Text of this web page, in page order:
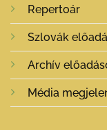
Repertoár
Szlovák
Archív
Média